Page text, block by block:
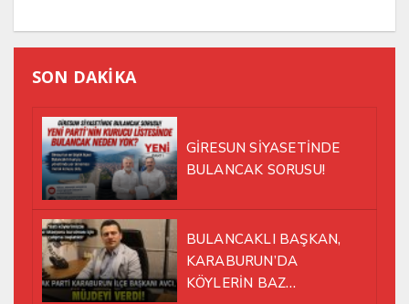
SON DAKİKA
GİRESUN SİYASETİNDE
BULANCAK SORUSU!
BULANCAKLI BAŞKAN,
KARABURUN’DA
KÖYLERİN BAZ